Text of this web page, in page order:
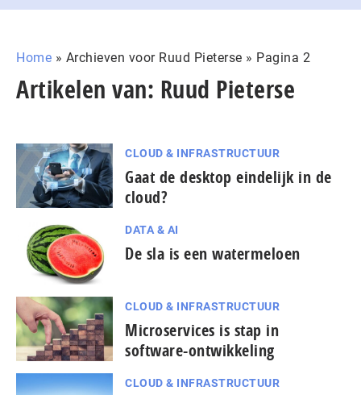
Home » Archieven voor Ruud Pieterse » Pagina 2
Artikelen van: Ruud Pieterse
CLOUD & INFRASTRUCTUUR
Gaat de desktop eindelijk in de
cloud?
DATA & AI
De sla is een watermeloen
CLOUD & INFRASTRUCTUUR
Microservices is stap in
software-ontwikkeling
CLOUD & INFRASTRUCTUUR